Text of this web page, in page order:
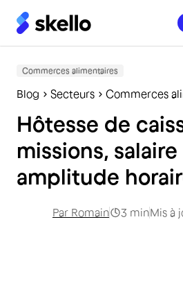
Commerces alimentaires
Blog Secteurs Commerces
Hôtesse de
missions,
amplitude
Par Romain 3 minMis à